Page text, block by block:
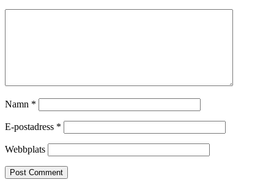
Namn *
E-postadress *
Webbplats